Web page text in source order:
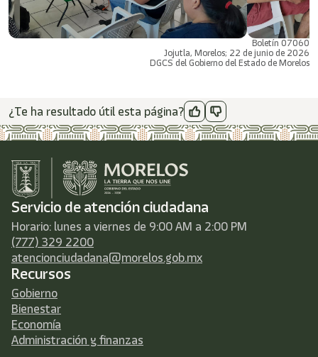
Boletín 07060
Jojutla, Morelos; 22 de junio de 2026
DGCS del Gobierno del Estado de Morelos
¿Te ha resultado útil esta página?
Servicio de atención ciudadana
Horario: lunes a viernes de 9:00 AM a 2:00 PM
(777) 329 2200
atencionciudadana@morelos.gob.mx
Recursos
Gobierno
Bienestar
Economía
Administración y finanzas